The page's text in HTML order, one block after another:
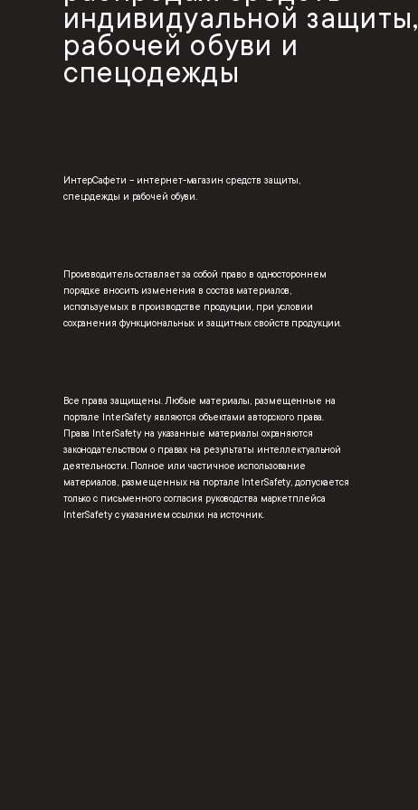
индивидуальной защиты,
рабочей обуви и
спецодежды
ИнтерСафети – интернет-магазин средств защиты,
спецодежды и рабочей обуви.
Производитель оставляет за собой право в одностороннем
порядке вносить изменения в состав материалов,
используемых в производстве продукции, при условии
сохранения функциональных и защитных свойств продукции.
Все права защищены. Любые материалы, размещенные на
портале InterSafety являются объектами авторского права.
Права InterSafety на указанные материалы охраняются
законодательством о правах на результаты интеллектуальной
деятельности. Полное или частичное использование
материалов, размещенных на портале InterSafety, допускается
только с письменного согласия руководства маркетплейса
InterSafety с указанием ссылки на источник.